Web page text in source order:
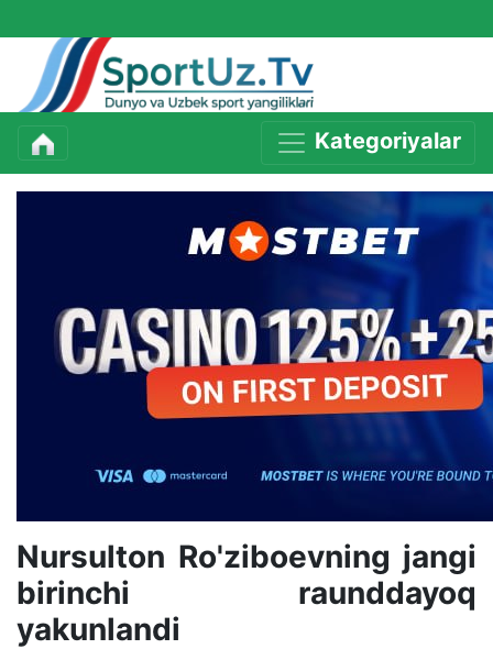
Kategoriyalar
Nursulton Ro'ziboevning jangi
birinchi raunddayoq
yakunlandi